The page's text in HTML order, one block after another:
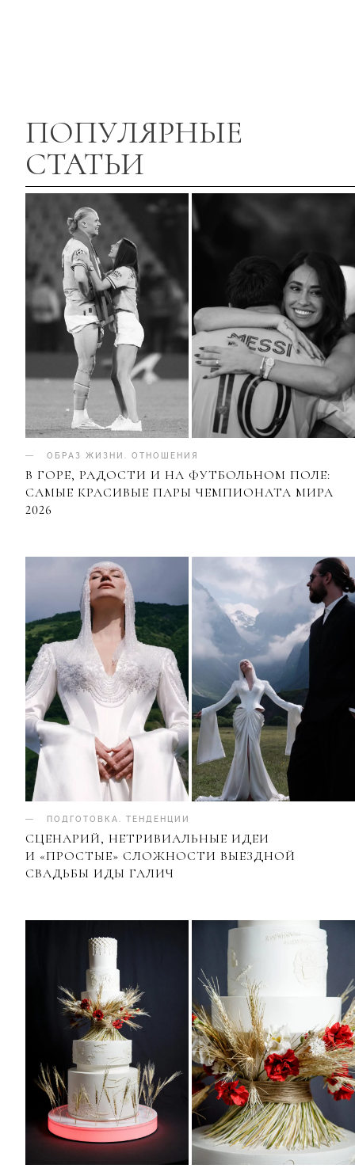
ПОПУЛЯРНЫЕ
СТАТЬИ
ОБРАЗ ЖИЗНИ ОТНОШЕНИЯ
В ГОРЕ, РАДОСТИ И НА ФУТБОЛЬНОМ ПОЛЕ:
САМЫЕ КРАСИВЫЕ ПАРЫ ЧЕМПИОНАТА МИРА
2026
ПОДГОТОВКА ТЕНДЕНЦИИ
СЦЕНАРИЙ, НЕТРИВИАЛЬНЫЕ ИДЕИ
И «ПРОСТЫЕ» СЛОЖНОСТИ ВЫЕЗДНОЙ
СВАДЬБЫ ИДЫ ГАЛИЧ